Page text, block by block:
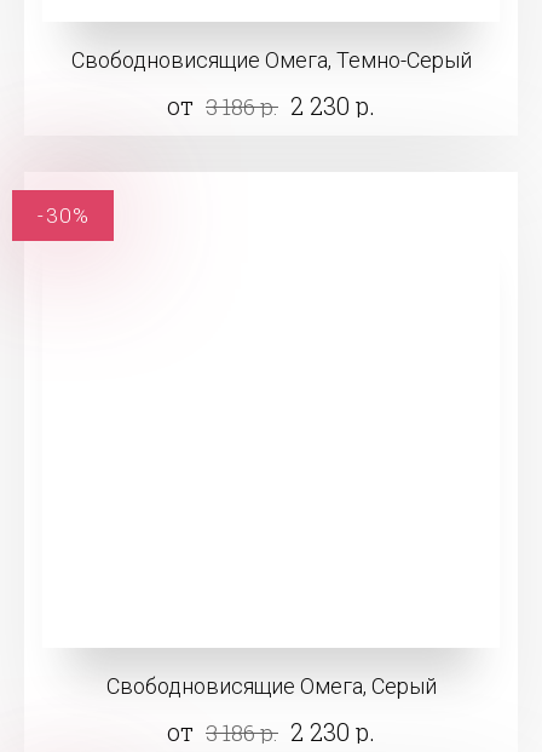
Свободновисящие Омега, Темно-Серый
от 3 186 р. 2 230 р.
Свободновисящие Омега, Серый
от 3 186 р. 2 230 р.
-30%